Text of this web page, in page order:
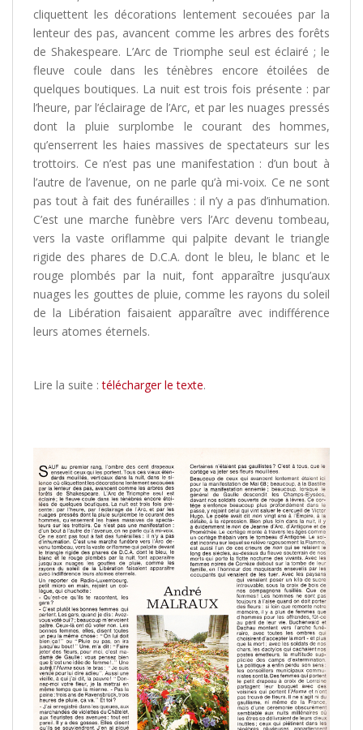
cliquettent les décorations lentement secouées par la
lenteur des pas, avancent comme les arbres des forêts
de Shakespeare. L’Arc de Triomphe seul est éclairé ; le
fleuve coule dans les ténèbres encore étoilées de
quelques boutiques. La nuit est trois fois présente : par
l’heure, par l’éclairage de l’Arc, et par les nuages pressés
dont la pluie surplombe le courant des hommes,
qu’enserrent les haies massives de spectateurs sur les
trottoirs. Ce n’est pas une manifestation : d’un bout à
l’autre de l’avenue, on ne parle qu’à mi-voix. Ce ne sont
pas tout à fait des funérailles : il n’y a pas d’inhumation.
C’est une marche funèbre vers l’Arc devenu tombeau,
vers la vaste oriflamme qui palpite devant le triangle
rigide des phares de D.C.A. dont le bleu, le blanc et le
rouge plombés par la nuit, font apparaître jusqu’aux
nuages les gouttes de pluie, comme les rayons du soleil
de la Libération faisaient apparaître avec indifférence
leurs atomes éternels.
Lire la suite :télécharger le texte.